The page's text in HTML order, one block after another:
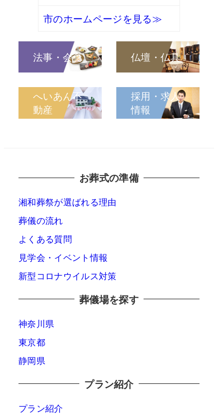
市のホームページを見る≫
法事・会食 仏壇・仏具
へいあん不
動産
採用・求人
情報
お葬式の準備
湘和葬祭が選ばれる理由
葬儀の流れ
よくある質問
見学会・イベント情報
新型コロナウイルス対策
葬儀場を探す
神奈川県
東京都
静岡県
プラン紹介
プラン紹介